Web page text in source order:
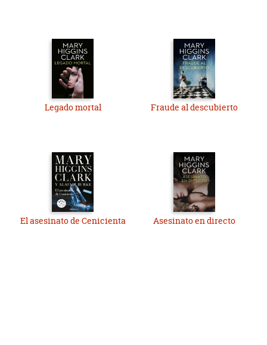
Legado mortal Fraude al descubierto
El asesinato de Cenicienta Asesinato en directo